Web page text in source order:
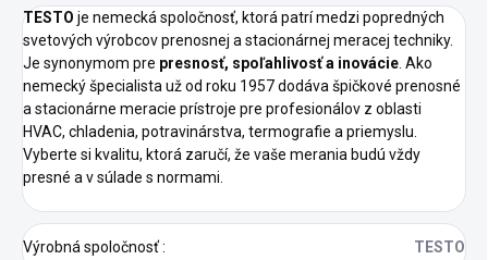
TESTO je nemecká spoločnosť, ktorá patrí medzi popredných
svetových výrobcov prenosnej a stacionárnej meracej techniky.
Je synonymom pre presnosť, spoľahlivosť a inovácie . Ako
nemecký špecialista už od roku 1957 dodáva špičkové prenosné
a stacionárne meracie prístroje pre profesionálov z oblasti
HVAC, chladenia, potravinárstva, termografie a priemyslu.
Vyberte si kvalitu, ktorá zaručí, že vaše merania budú vždy
presné a v súlade s normami.
Výrobná spoločnosť: TESTO